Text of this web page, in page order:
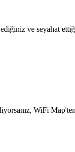
ve seyahat
WiFi